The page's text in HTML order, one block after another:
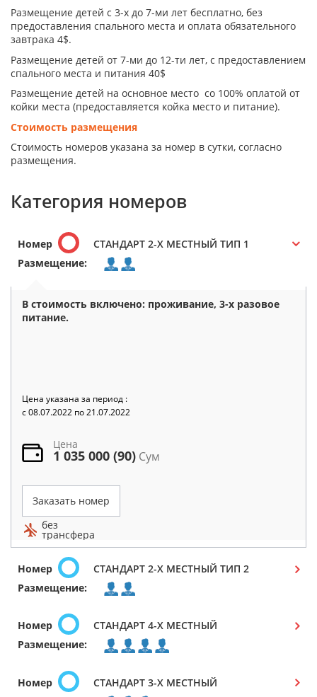
Размещение детей с 3-х до 7-ми лет бесплатно, без
предоставления спального места и оплата обязательного
завтрака 4$.
Размещение детей от 7-ми до 12-ти лет, с предоставлением
спального места и питания 40$
Размещение детей на основное место со 100% оплатой от
койки места (предоставляется койка место и питание).
Стоимость размещения
Стоимость номеров указана за номер в сутки, согласно
размещения.
Категория номеров
Номер
СТАНДАРТ 2-Х МЕСТНЫЙ ТИП 1
Размещение:
В стоимость включено: проживание, 3-х разовое
питание.
Цена указана за период :
c 08.07.2022 по 21.07.2022
Цена
1 035 000 (90) Сум
Заказать номер
без
трансфера
Номер
СТАНДАРТ 2-Х МЕСТНЫЙ ТИП 2
Размещение:
Номер
СТАНДАРТ 4-Х МЕСТНЫЙ
Размещение:
Номер
СТАНДАРТ 3-Х МЕСТНЫЙ